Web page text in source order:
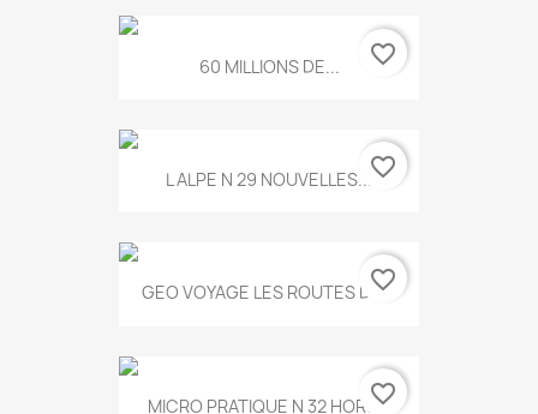
60 MILLIONS DE... favorite_border
L ALPE N 29 NOUVELLES...favorite_border
GEO VOYAGE LES ROUTES DE...
favorite_border
MICRO PRATIQUE N 32 HORS...
favorite_border